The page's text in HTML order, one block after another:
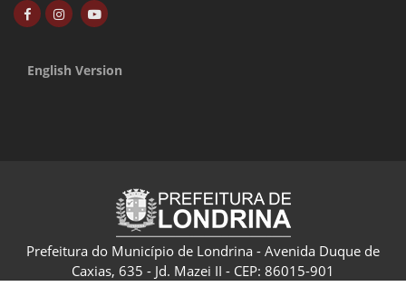
English Version
Prefeitura do Município de Londrina - Avenida Duque de
Caxias, 635 - Jd. Mazei II - CEP: 86015-901